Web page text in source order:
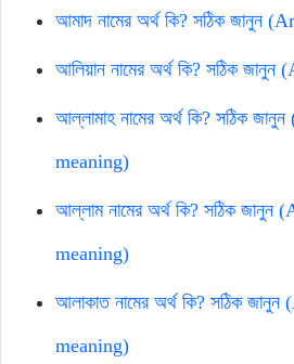
আমাদ নামের অর্থ কি? সঠিক জানুন
আলিয়ান নামের অর্থ কি? সঠিক
আল্লামাহ নামের অর্থ কি? সঠিক
meaning)
আল্লাম নামের অর্থ কি? সঠিক
meaning)
আলাকাত নামের অর্থ কি? সঠিক
meaning)